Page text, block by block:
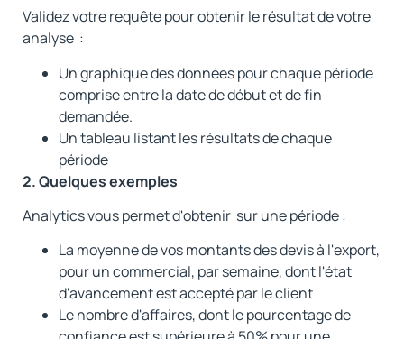
Validez votre requête pour obtenir le résultat de votre
analyse :
Un graphique des données pour chaque période
comprise entre la date de début et de fin
demandée.
Un tableau listant les résultats de chaque
période
2. Quelques exemples
Analytics vous permet d'obtenir sur une période :
La moyenne de vos montants des devis à l'export,
pour un commercial, par semaine, dont l'état
d'avancement est accepté par le client
Le nombre d'affaires, dont le pourcentage de